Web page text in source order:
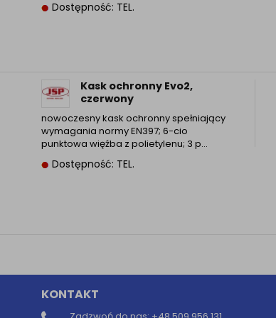
Dostępność: TEL.
Kask ochronny Evo2,
czerwony
nowoczesny kask ochronny spełniający
wymagania normy EN397; 6-cio
punktowa więźba z polietylenu; 3 p...
Dostępność: TEL.
KONTAKT